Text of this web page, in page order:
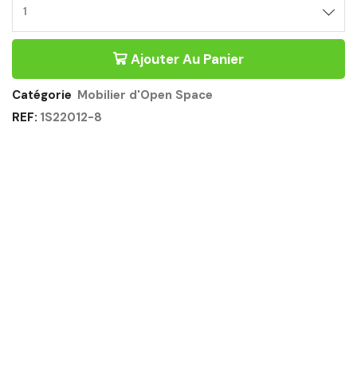
D'OPEN
120CM
SONOMA
NOIR
Ajouter Au Panier
Catégorie Mobilier d'Open Space
REF: 1S22012-8